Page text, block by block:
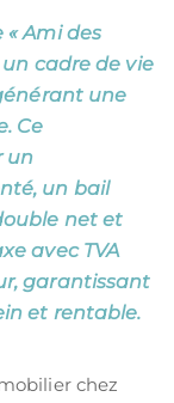
« Ami des
un cadre de vie
une
Ce
un
un bail
net et
avec TVA
garantissant
et rentable.
chez